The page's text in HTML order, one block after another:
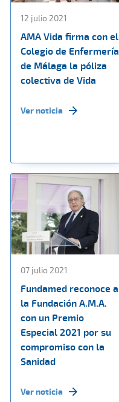
12 julio 2021
AMA Vida firma con el
Colegio de Enfermería
de Málaga la póliza
colectiva de Vida
Ver noticia
07 julio 2021
Fundamed reconoce a
la Fundación A.M.A.
con un Premio
Especial 2021 por su
compromiso con la
Sanidad
Ver noticia